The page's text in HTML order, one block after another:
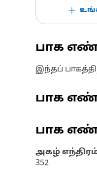
பாக
இந்தப்
பாக
பாக
அகழ்
352